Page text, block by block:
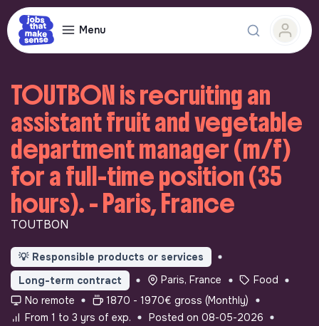
Menu
TOUTBON is recruiting an
assistant fruit and vegetable
department manager (m/f)
for a full-time position (35
hours). - Paris, France
TOUTBON
💡 Responsible products or services
Long-term contract
Paris, France
Food
No remote
1870 - 1970€ gross (Monthly)
From 1 to 3 yrs of exp.
Posted on 08-05-2026